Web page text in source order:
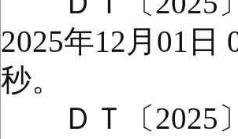
2025年12月01日
秒。
ＤＴ〔2025